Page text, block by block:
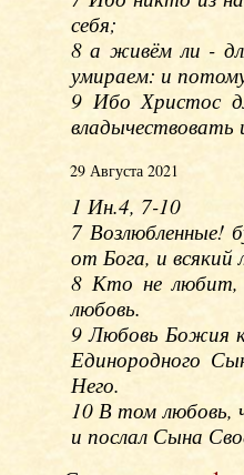
себя;
8 а живём ли -
умираем: и
9 Ибо Христос
29 Августа 2021
1 Ин.4, 7-10
7 Возлюбленные!
от Бога, и
8 Кто не любит,
любовь.
9 Любовь Божия
Единородного
Него.
10 В том любовь,
и послал Сына